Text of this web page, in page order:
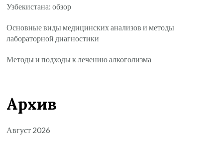
Узбекистана: обзор
Основные виды медицинских анализов и методы
лабораторной диагностики
Методы и подходы к лечению алкоголизма
Архив
Август 2026